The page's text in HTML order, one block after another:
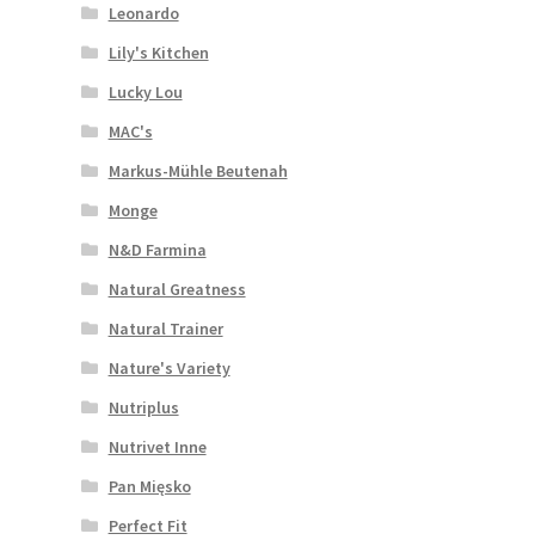
Leonardo
Lily's Kitchen
Lucky Lou
MAC's
Markus-Mühle Beutenah
Monge
N&D Farmina
Natural Greatness
Natural Trainer
Nature's Variety
Nutriplus
Nutrivet Inne
Pan Mięsko
Perfect Fit